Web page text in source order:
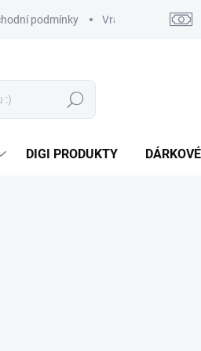
podmínky Vrácení,
Hledat
DIGI PRODUKTY